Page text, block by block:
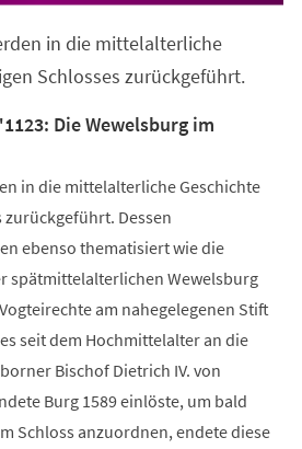
in die mittelalterliche
Schlosses zurückgeführt.
Die Wewelsburg im
in die mittelalterliche Geschichte
Dessen
ebenso thematisiert wie die
spätmittelalterlichen Wewelsburg
am nahegelegenen Stift
seit dem Hochmittelalter an die
Bischof Dietrich IV. von
Burg 1589 einlöste, um bald
Schloss anzuordnen, endete diese